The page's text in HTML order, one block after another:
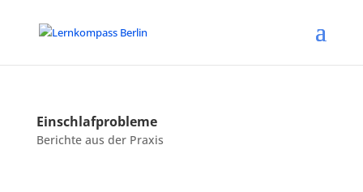
Einschlafprobleme
Berichte aus der Praxis